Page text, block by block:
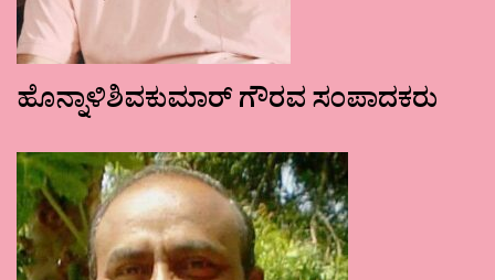
ಹೊನ್ನಾಳಿಶಿವಕುಮಾರ್ ಗೌರವ ಸಂಪಾದಕರು